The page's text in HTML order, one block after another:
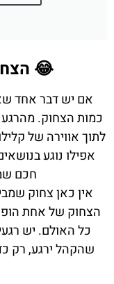
😂
אם יש דבר אחד
כמות הצחוק.
לתוך אווירה של
אפילו נוגע
חכם
אין כאן צחוק
הצחוק של אחת
כל האולם. יש
שהקהל ירגע, רק